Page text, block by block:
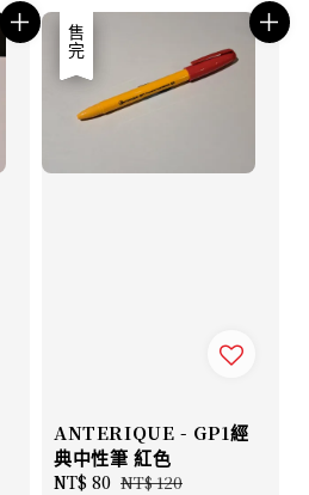
優惠
售完
ANTERIQUE - GP1經
典中性筆 紅色
Sale
NT$ 80 Regular
NT$ 120